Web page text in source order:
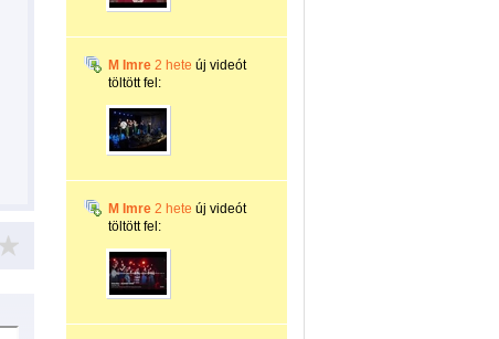
M Imre 2 hete új videót
töltött fel:
M Imre 2 hete új videót
töltött fel: